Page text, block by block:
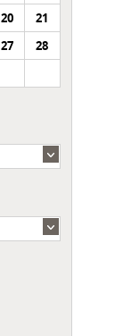
20
21
27
28